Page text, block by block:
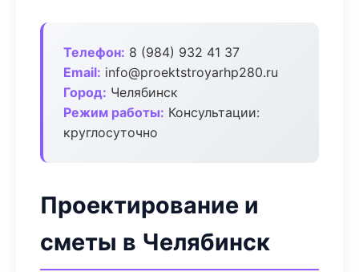
Телефон: 8 (984) 932 41 37
Email: info@proektstroyarhp280.ru
Город: Челябинск
Режим работы: Консультации:
круглосуточно
Проектирование и
сметы в Челябинск